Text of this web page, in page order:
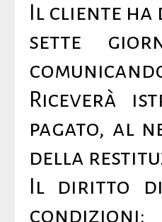
Il cliente
sette
Riceverà
pagato, al
della
Il diritto di
condizioni: